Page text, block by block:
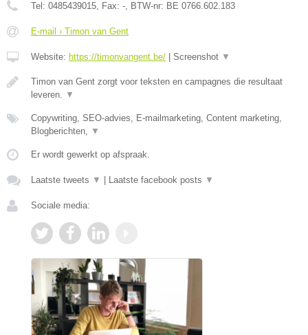
Tel: 0485439015, Fax: -, BTW-nr: BE 0766.602.183
E-mail › Timon van Gent
Website: https://timonvangent.be/ Screenshot ▼
Timon van Gent zorgt voor teksten en campagnes die resultaat
leveren. ▼
Copywriting, SEO-advies, E-mailmarketing, Content marketing,
Blogberichten, ▼
Er wordt gewerkt op afspraak.
Laatste tweets ▼ Laatste facebook posts ▼
Sociale media: